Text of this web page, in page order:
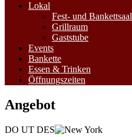
Lokal
Fest- und Bankettsaal
Grillraum
Gaststube
Events
Bankette
Essen & Trinken
Öffnungszeiten
Angebot
DO UT DES